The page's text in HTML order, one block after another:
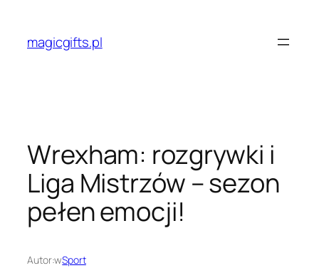
treścimagicgifts.pl
Wrexham: rozgrywki i
Liga Mistrzów – sezon
pełen emocji!
Autor:wSport